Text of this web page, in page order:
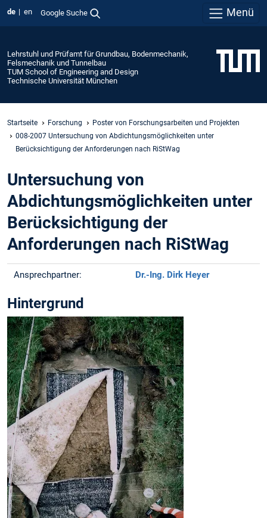
de en Google Suche Menü
Lehrstuhl und Prüfamt für Grundbau, Bodenmechanik,
Felsmechanik und Tunnelbau
TUM School of Engineering and Design
Technische Universität München
Startseite Forschung
Poster von Forschungsarbeiten und Projekten
008-2007 Untersuchung von Abdichtungsmöglichkeiten unter
Berücksichtigung der Anforderungen nach RiStWag
Untersuchung von
Abdichtungsmöglichkeiten unter
Berücksichtigung der
Anforderungen nach RiStWag
Ansprechpartner: Dr.-Ing. Dirk Heyer
Hintergrund